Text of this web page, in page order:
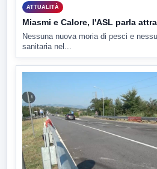
ATTUALITÀ
Miasmi e Calore, l'ASL parla
Nessuna nuova moria di pesci e
sanitaria nel...